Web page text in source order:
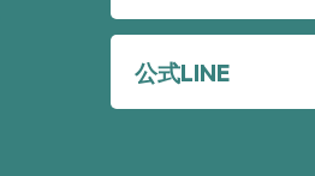
公式LINE